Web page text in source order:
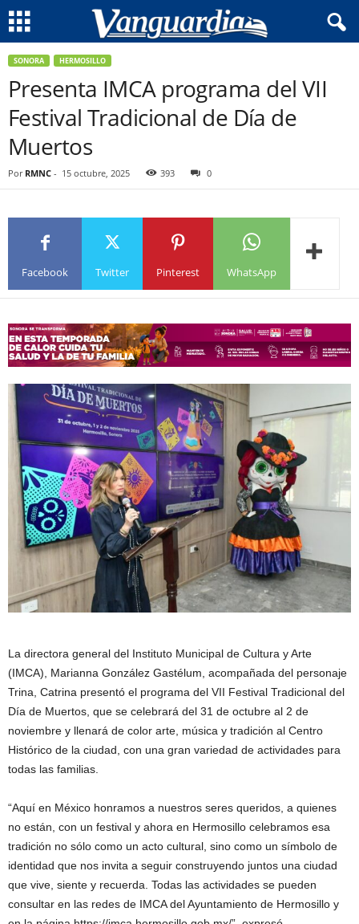
SONORA HERMOSILLO
Presenta IMCA programa del VII
Festival Tradicional de Día de
Muertos
Por RMNC - 15 octubre, 2025 393 0
Facebook Twitter Pinterest WhatsApp
La directora general del Instituto Municipal de Cultura y Arte
(IMCA), Marianna González Gastélum, acompañada del personaje
Trina, Catrina presentó el programa del VII Festival Tradicional del
Día de Muertos, que se celebrará del 31 de octubre al 2 de
noviembre y llenará de color arte, música y tradición al Centro
Histórico de la ciudad, con una gran variedad de actividades para
todas las familias.
“Aquí en México honramos a nuestros seres queridos, a quienes
no están, con un festival y ahora en Hermosillo celebramos esa
tradición no sólo como un acto cultural, sino como un símbolo de
identidad que nos invita a seguir construyendo juntos una ciudad
que vive, siente y recuerda. Todas las actividades se pueden
consultar en las redes de IMCA del Ayuntamiento de Hermosillo y